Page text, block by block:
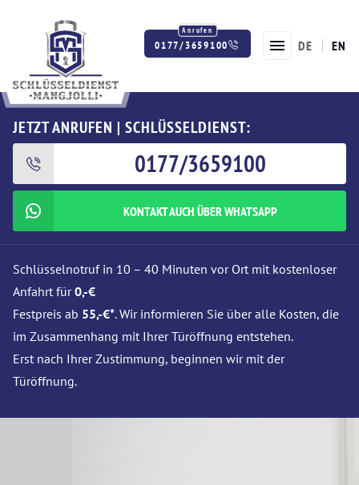
0177/3659100 DE EN
JETZT ANRUFEN | SCHLÜSSELDIENST:
0177/3659100
KONTAKT AUCH ÜBER WHATSAPP
Schlüsselnotruf in 10 – 40 Minuten vor Ort mit kostenloser
Anfahrt für0,-€
Festpreis ab 55,-€*. Wir informieren Sie über alle Kosten, die
im Zusammenhang mit Ihrer Türöffnung entstehen.
Erst nach Ihrer Zustimmung, beginnen wir mit der
Türöffnung.